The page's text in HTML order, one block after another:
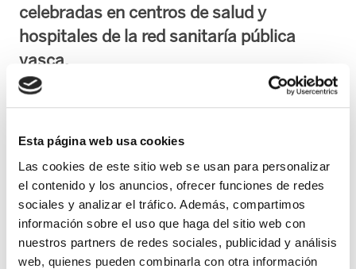
Esta página web usa cookies
Las cookies de este sitio web se usan para personalizar
el contenido y los anuncios, ofrecer funciones de redes
sociales y analizar el tráfico. Además, compartimos
información sobre el uso que haga del sitio web con
nuestros partners de redes sociales, publicidad y análisis
web, quienes pueden combinarla con otra información
celebradas en centros de salud y
hospitales de la red sanitaría pública
vasca.
Convocadas por los sindicatos SATSE, ELA,
LAB, SME-FFHH, CCOO, UGT y ESK , estas
concentraciones son la primera de las
acciones de protesta que tendrán lugar
durante el mes de abril en la red sanitaria
vasca. Entre ellas, una manifestación que